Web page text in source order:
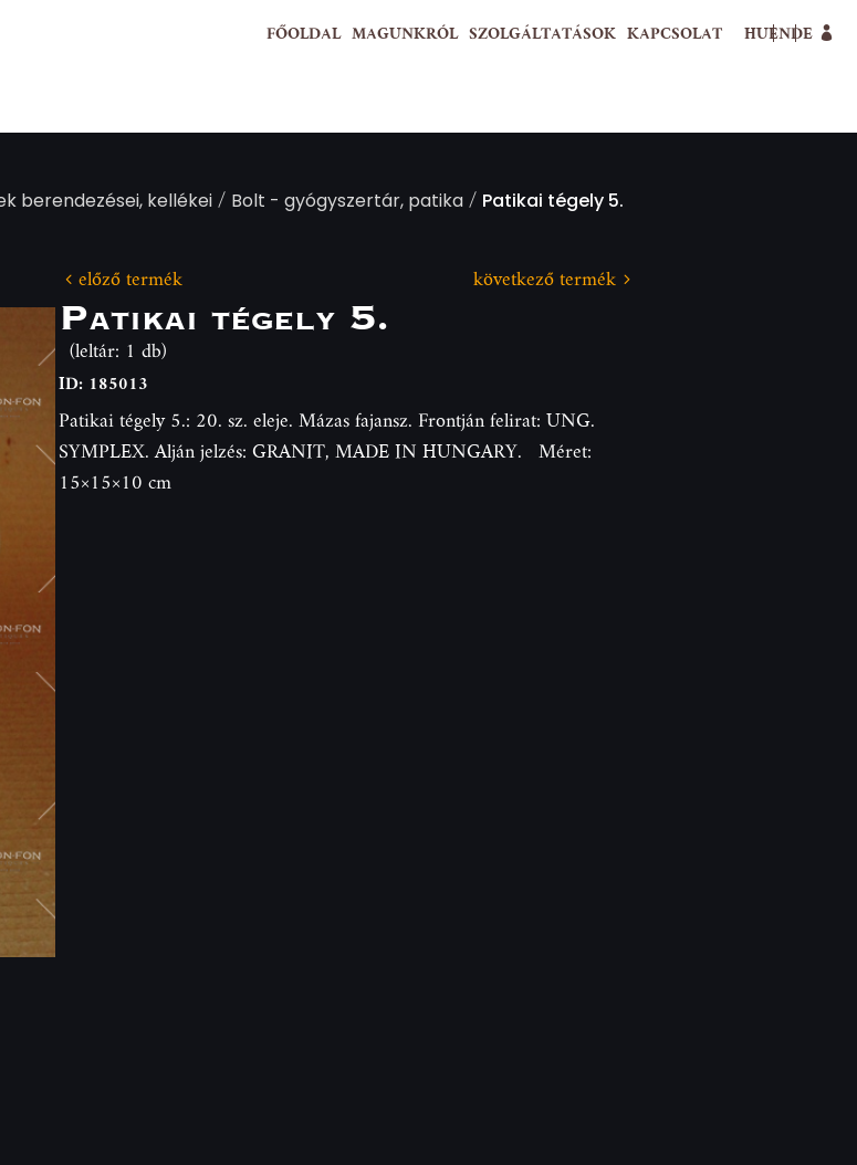
FŐOLDAL MAGUNKRÓL SZOLGÁLTATÁSOK KAPCSOLAT HUENDE
berendezései, kellékei/ Bolt - gyógyszertár, patika/ Patikai tégely 5.
előző termék következő termék
Patikai tégely 5.
(leltár: 1 db)
ID: 185013
Patikai tégely 5.: 20. sz. eleje. Mázas fajansz. Frontján felirat: UNG.
SYMPLEX. Alján jelzés: GRANIT, MADE IN HUNGARY. Méret:
15×15×10 cm